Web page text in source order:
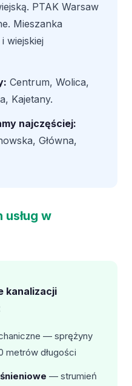
PTAK Warsaw
Mieszanka
wiejskiej
Centrum, Wolica,
Kajetany.
najczęściej:
Główna,
usług w
kanalizacji
— sprężyny
metrów długości
— strumień